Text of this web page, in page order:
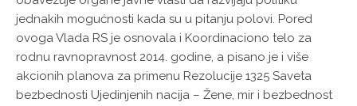
jednakih mogućnosti kada su u pitanju polovi. Pored
ovoga Vlada RS je osnovala i Koordinaciono telo za
rodnu ravnopravnost 2014. godine, a pisano je i više
akcionih planova za primenu Rezolucije 1325 Saveta
bezbednosti Ujedinjenih nacija – Žene, mir i bezbednost